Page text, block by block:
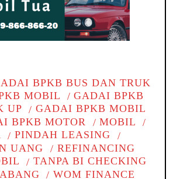
BPKB BUS DAN TRUK
MOBIL
GADAI BPKB
UP
GADAI BPKB MOBIL
BPKB MOTOR
MOBIL
PINDAH LEASING
UANG
REFINANCING
TANPA BI CHECKING
WOM FINANCE